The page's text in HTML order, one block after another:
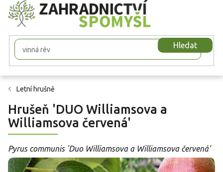
Přejít
na
obsah
Hledat
Letní hrušně
Hrušeň 'DUO Williamsova a
Williamsova červená'
Pyrus communis 'Duo Williamsova a Williamsova červená'